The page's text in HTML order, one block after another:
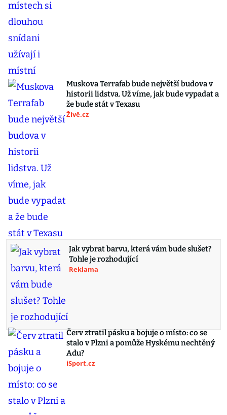
Muskova Terrafab bude největší budova v
historii lidstva. Už víme, jak bude vypadat a
že bude stát v Texasu
Živě.cz
Jak vybrat barvu, která vám bude slušet?
Tohle je rozhodující
Reklama
Červ ztratil pásku a bojuje o místo: co se
stalo v Plzni a pomůže Hyskému nechtěný
Adu?
iSport.cz